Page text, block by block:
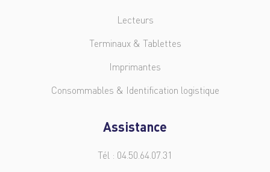
Lecteurs
Terminaux & Tablettes
Imprimantes
Consommables & Identification logistique
Assistance
Tél : 04.50.64.07.31